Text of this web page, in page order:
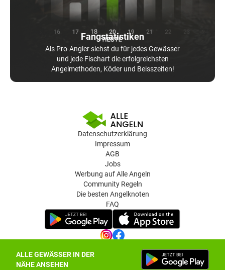
ALLE GEWÄSSER IN DER
NÄHE ANSEHEN
Fangstatistiken
Als Pro-Angler siehst du für jedes Gewässer
und jede Fischart die erfolgreichsten
Angelmethoden, Köder und Beisszeiten!
Datenschutzerklärung
Impressum
AGB
Jobs
Werbung auf Alle Angeln
Community Regeln
Die besten Angelknoten
FAQ
Datenschutz-Einstellungen